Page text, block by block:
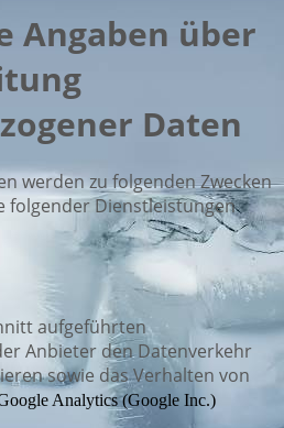
Angaben über
Daten
werden zu folgenden Zwecken
folgender Dienstleistungen
aufgeführten
Anbieter den Datenverkehr
sowie das Verhalten von
Analytics (Google Inc.)